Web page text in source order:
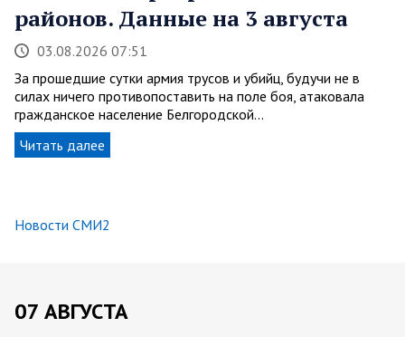
районов. Данные на 3 августа
03.08.2026 07:51
За прошедшие сутки армия трусов и убийц, будучи не в
силах ничего противопоставить на поле боя, атаковала
гражданское население Белгородской…
Читать далее
Новости СМИ2
07 АВГУСТА